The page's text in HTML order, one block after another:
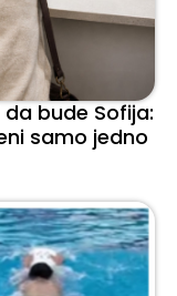
bude Sofija:
samo jedno